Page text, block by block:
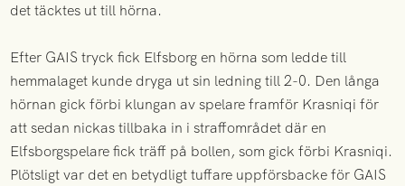
det täcktes ut till hörna.
Efter GAIS tryck fick Elfsborg en hörna som ledde till
hemmalaget kunde dryga ut sin ledning till 2-0. Den långa
hörnan gick förbi klungan av spelare framför Krasniqi för
att sedan nickas tillbaka in i straffområdet där en
Elfsborgspelare fick träff på bollen, som gick förbi Krasniqi.
Plötsligt var det en betydligt tuffare uppförsbacke för GAIS